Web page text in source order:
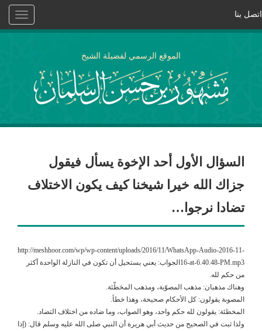
Toggle
اتصل بنا
الموقع الرسمي لفضيلة الشيخ
السؤال الأول أحد الإخوة يسأل فيقول
جزاك الله خيرا شيخنا كيف يكون الاختلاف
تضادا نرجوا…
http://meshhoor.com/wp/wp-content/uploads/2016/11/WhatsApp-Audio-2016-11-
16-at-6.40.48-PM.mp3الجواب: يعني يستحيل أن تكون في النازلة الواحدة أكثر
من حكم لله.
وهناك مذهبان: مذهب المصوّبة، ومذهب المخطّئة.
المصوبة يقولون: كل الأحكام صحيحة، وهذا خطأ.
المخطئة: يقولون لله حكم واحد، وهو الصواب، وما ضاده من اختلاف التضاد.
ولذا ثبت في الصحيح من حديث أبي هريرة أن النبي صلى الله عليه وسلم قال: (إذا